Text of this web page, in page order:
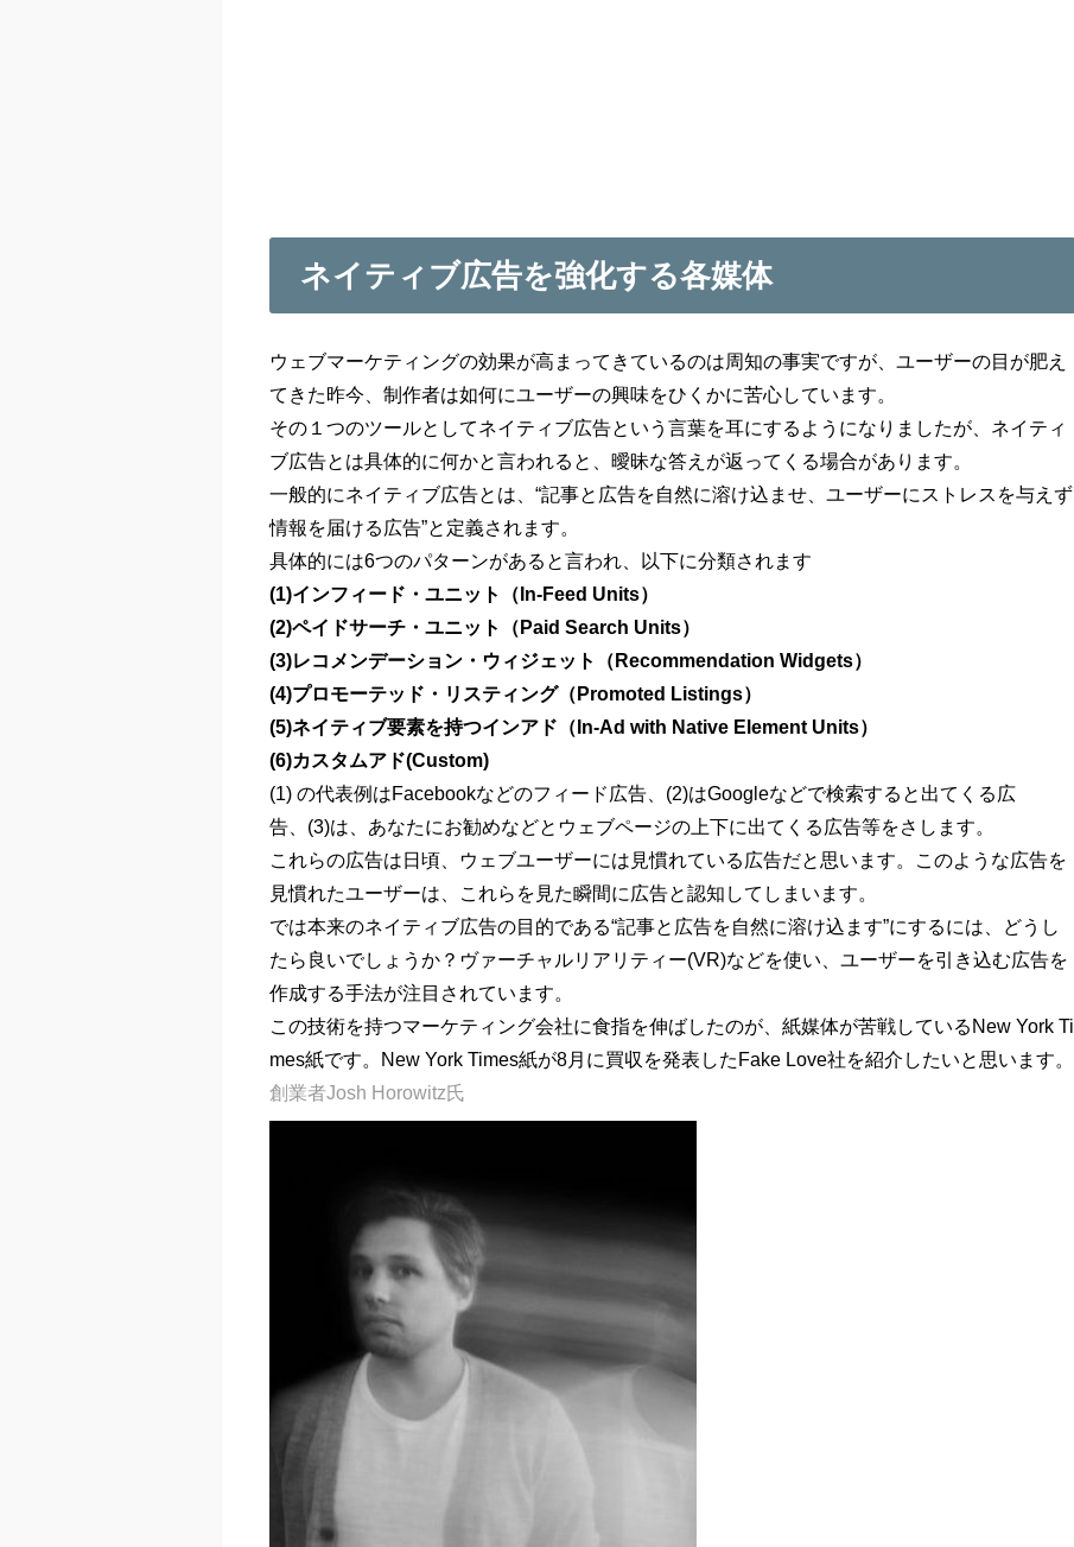
ネイティブ広告を強化する各媒体
ウェブマーケティングの効果が高まってきているのは周知の事実ですが、ユーザーの目が肥え
てきた昨今、制作者は如何にユーザーの興味をひくかに苦心しています。
その１つのツールとしてネイティブ広告という言葉を耳にするようになりましたが、ネイティ
ブ広告とは具体的に何かと言われると、曖昧な答えが返ってくる場合があります。
一般的にネイティブ広告とは、“記事と広告を自然に溶け込ませ、ユーザーにストレスを与えず
情報を届ける広告”と定義されます。
具体的には6つのパターンがあると言われ、以下に分類されます
(1)インフィード・ユニット（In-Feed Units）
(2)ペイドサーチ・ユニット（Paid Search Units）
(3)レコメンデーション・ウィジェット（Recommendation Widgets）
(4)プロモーテッド・リスティング（Promoted Listings）
(5)ネイティブ要素を持つインアド（In-Ad with Native Element Units）
(6)カスタムアド(Custom)
(1) の代表例はFacebookなどのフィード広告、(2)はGoogleなどで検索すると出てくる広
告、(3)は、あなたにお勧めなどとウェブページの上下に出てくる広告等をさします。
これらの広告は日頃、ウェブユーザーには見慣れている広告だと思います。このような広告を
見慣れたユーザーは、これらを見た瞬間に広告と認知してしまいます。
では本来のネイティブ広告の目的である“記事と広告を自然に溶け込ます”にするには、どうし
たら良いでしょうか？ヴァーチャルリアリティー(VR)などを使い、ユーザーを引き込む広告を
作成する手法が注目されています。
この技術を持つマーケティング会社に食指を伸ばしたのが、紙媒体が苦戦しているNew York Ti
mes紙です。New York Times紙が8月に買収を発表したFake Love社を紹介したいと思います。
創業者Josh Horowitz氏